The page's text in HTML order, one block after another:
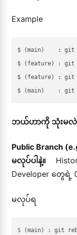
Example
$ (main)    : git
$ (feature) : git
$ (feature) : git
ဘယ်ဟာကို သုံးမလဲ
Public Branch
မလုပ်ပါနဲ့။
Developer တွေရဲ့
မလုပ်ရ
$